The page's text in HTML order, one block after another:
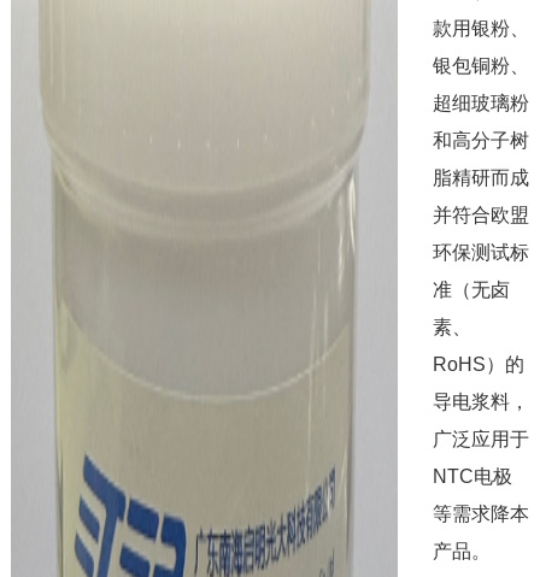
款用银粉、
银包铜粉、
超细玻璃粉
和高分子树
脂精研而成
并符合欧盟
环保测试标
准（无卤
素、
RoHS）的
导电浆料，
广泛应用于
NTC电极
等需求降本
产品。